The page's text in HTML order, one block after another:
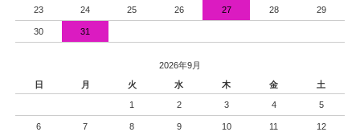
23 24 25 26 27 28 29
30 31
2026年9月
日
月 火 水 木 金 土
1 2 3 4 5
6 7 8 9 10 11 12